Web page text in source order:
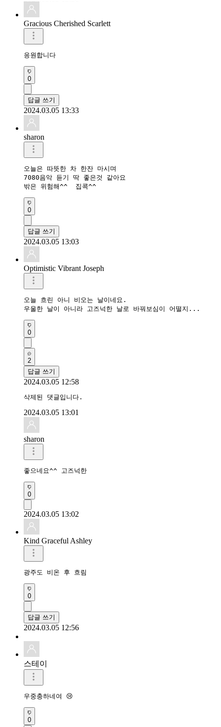
Gracious Cherished Scarlett
응원합니다
0
답글 쓰기
2024.03.05 13:33
sharon
오늘은 따뜻한 차 한잔 마시며
7080음악 듣기 딱 좋은것 같아요
밖은 위험해^^  집콕^^
0
답글 쓰기
2024.03.05 13:03
Optimistic Vibrant Joseph
오늘 흐린 아니 비오는 날이네요.
우울한 날이 아니라 고즈넉한 날로 바꿔보심이 어떨지...
0
2
답글 쓰기
2024.03.05 12:58
삭제된 댓글입니다.
2024.03.05 13:01
sharon
좋으네요^^ 고즈넉한
0
2024.03.05 13:02
Kind Graceful Ashley
광주도 비온 후 흐림
0
답글 쓰기
2024.03.05 12:56
스테이
우중충하네여 😢
0